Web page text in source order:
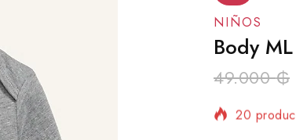
NIÑOS
Body
49.000₲
20
¡Se